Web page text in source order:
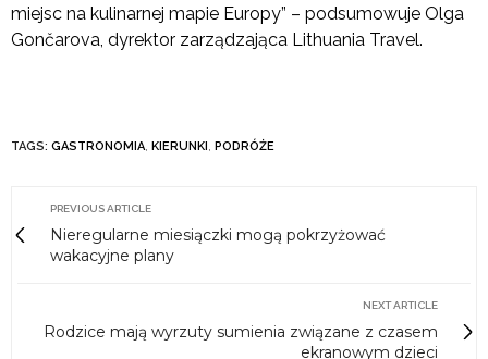
miejsc na kulinarnej mapie Europy” – podsumowuje Olga
Gončarova, dyrektor zarządzająca Lithuania Travel.
TAGS: GASTRONOMIA, KIERUNKI , PODRÓŻE
PREVIOUS ARTICLE
Nieregularne miesiączki mogą pokrzyżować
wakacyjne plany
NEXT ARTICLE
Rodzice mają wyrzuty sumienia związane z czasem
ekranowym dzieci